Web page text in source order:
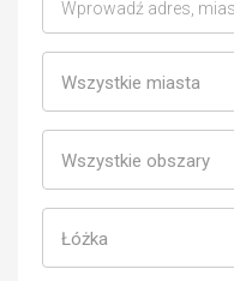
Wszystkie miasta
Wszystkie obszary
Łóżka